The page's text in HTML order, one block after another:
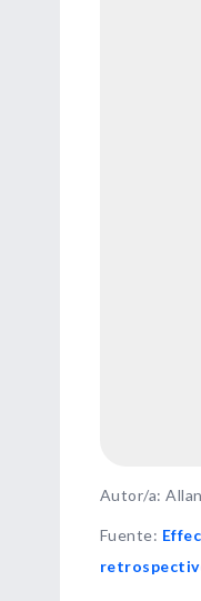
Autor/a:
Fuente: